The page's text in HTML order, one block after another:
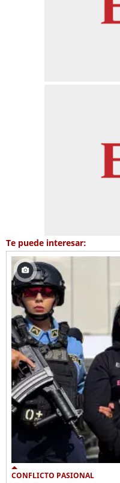
Te puede interesar:
CONFLICTO PASIONAL